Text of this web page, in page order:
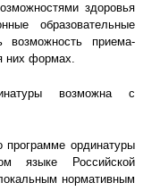
здоровья
образовательные
возможность приема-
них формах.
возможна с
программе ординатуры
языке Российской
нормативным